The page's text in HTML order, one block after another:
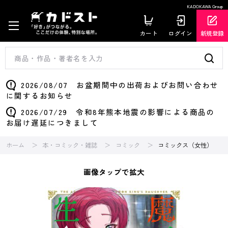
KADOKAWA Group
カート ログイン 新規登録
2026/08/07 お盆期間中の出荷およびお問い合わせ
に関するお知らせ
2026/07/29 令和8年熊本地震の影響による商品の
お届け遅延につきまして
ホーム 本・コミック・雑誌 コミック コミックス（女性）
画像タップで拡大